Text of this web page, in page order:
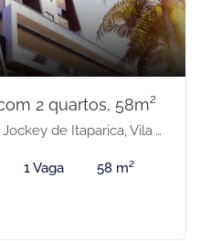
2 quartos, 58m²
de Itaparica, Vila Velha-ES
1 Vaga 58 m²